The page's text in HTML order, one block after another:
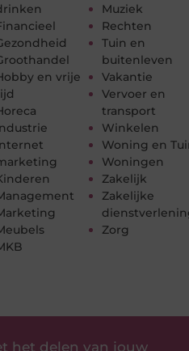
en vrije
Muziek
Rechten
Tuin en
buitenleven
Vakantie
Vervoer en
transport
Winkelen
Woning en
Woningen
Zakelijk
Zakelijke
Zorg
het delen van jouw